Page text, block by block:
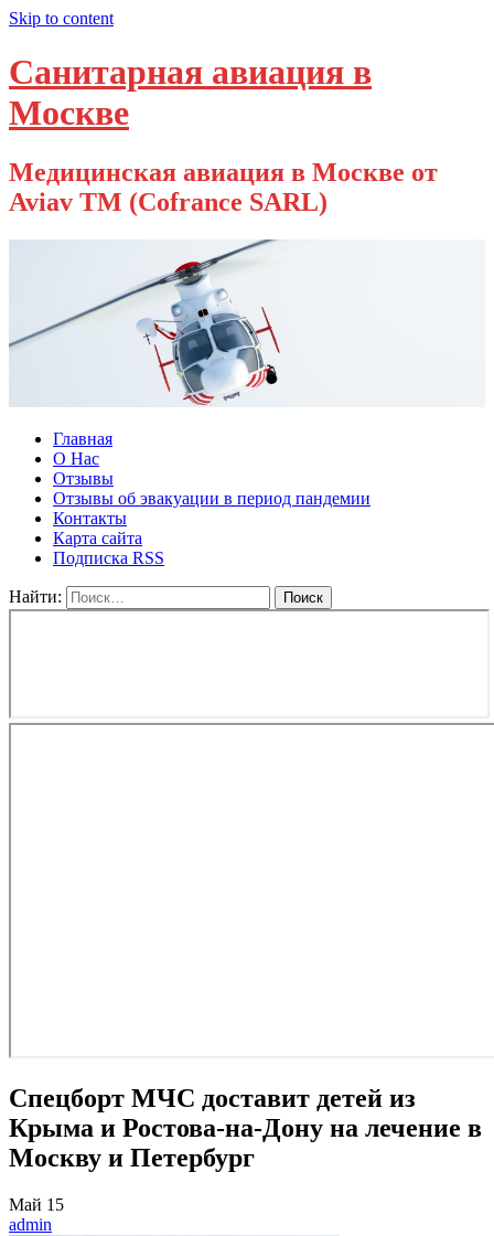
Skip to content
Санитарная авиация в
Москве
Медицинская авиация в Москве от
Aviav TM (Cofrance SARL)
Главная
О Нас
Отзывы
Отзывы об эвакуации в период пандемии
Контакты
Карта сайта
Подписка RSS
Найти:
Спецборт МЧС доставит детей из
Крыма и Ростова-на-Дону на лечение в
Москву и Петербург
Май 15
admin